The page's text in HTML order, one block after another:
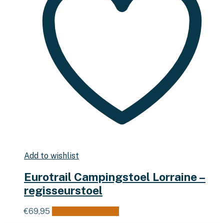
Add to wishlist
Eurotrail Campingstoel Lorraine –
regisseurstoel
€69,95